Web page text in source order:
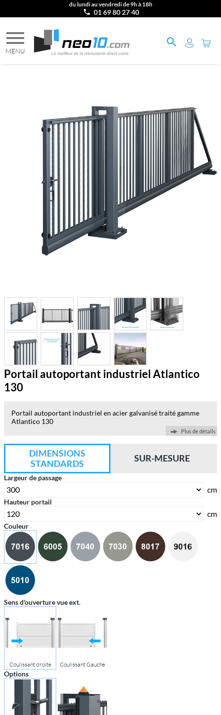
du lundi au vendredi de 9h à 18h
01 69 80 27 40
Portail autoportant industriel Atlantico
130
Portail autoportant industriel en acier galvanisé traité gamme
Atlantico 130
Plus de détails
DIMENSIONS
STANDARDS
SUR-MESURE
Largeur de passage
cm
Hauteur portail
cm
Couleur
Sens d'ouverture vue ext.
Coulissant droite Coulissant Gauche
Options